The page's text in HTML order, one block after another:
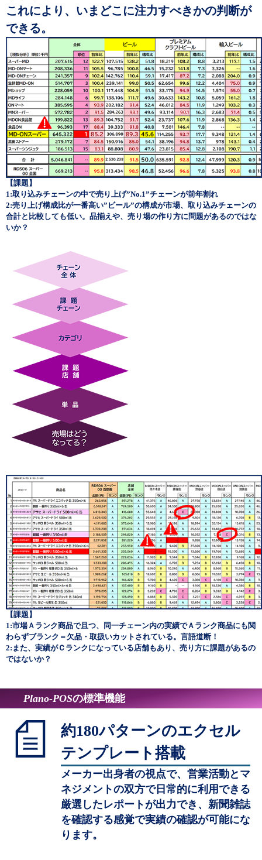
これにより、いまどこに注力すべきかの判断が
できる。
【課題】
1:取り込みチェーンの中で売り上げ”No.1”チェーンが前年割れ
2:売り上げ構成比が一番高い”ビール”の構成が市場、取り込みチェーンの
合計と比較しても低い。品揃えや、売り場の作り方に問題があるのではな
いか？
【課題】
1:市場Ａランク商品で且つ、同一チェーン内の実績でＡランク商品にも関
わらずブランク＝欠品・取扱いカットされている。言語道断！
2:また、実績がＣランクになっている店舗もあり、売り方に課題があるの
ではないか？
Plano-POSの標準機能
約180パターンのエクセル
テンプレート搭載
メーカー出身者の視点で、営業活動とマ
ネジメントの双方で日常的に利用できる
厳選したレポートが出力でき、新聞雑誌
を確認する感覚で実績の確認が可能にな
ります。